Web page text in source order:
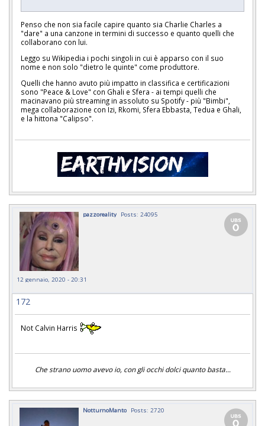
Penso che non sia facile capire quanto sia Charlie Charles a
"dare" a una canzone in termini di successo e quanto quelli che
collaborano con lui.
Leggo su Wikipedia i pochi singoli in cui è apparso con il suo
nome e non solo "dietro le quinte" come produttore.
Quelli che hanno avuto più impatto in classifica e certificazioni
sono "Peace & Love" con Ghali e Sfera - ai tempi quelli che
macinavano più streaming in assoluto su Spotify - più "Bimbi",
mega collaborazione con Izi, Rkomi, Sfera Ebbasta, Tedua e Ghali,
e la hittona "Calipso".
pazzoreality Posts: 24095
12 gennaio, 2020 - 20:31
172
Not Calvin Harris
Che strano uomo avevo io, con gli occhi dolci quanto basta...
NotturnoManto Posts: 2720